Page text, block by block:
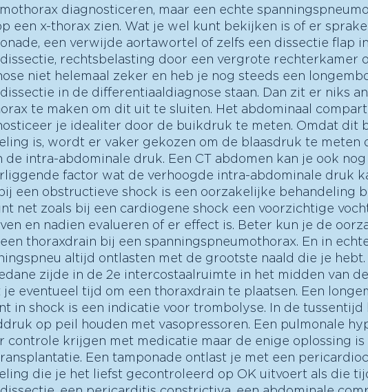
diagnosticeren, maar een echte
een x-thorax zien. Wat je wel kunt bekijken is of er sprake
een verwijde aortawortel of zelfs een dissectie flap
rechtsbelasting door een vergrote rechterkamer
niet helemaal zeker en heb je nog steeds een
in de differentiaaldiagnose staan. Dan zit er niks
te maken om dit uit te sluiten. Het abdominaal
je idealiter door de buikdruk te meten. Omdat dit
is, wordt er vaker gekozen om de blaasdruk te meten
de intra-abdominale druk. Een CT abdomen kan je ook
factor wat de verhoogde intra-abdominale druk
een obstructieve shock is een oorzakelijke behandeling
net zoals bij een cardiogene shock een voorzichtige
en nadien evalueren of er effect is. Beter kun je de
thoraxdrain bij een spanningspneumothorax. En in
altijd ontlasten met de grootste naald die je
zijde in de 2e intercostaalruimte in het midden van
je eventueel tijd om een thoraxdrain te plaatsen. Een
in shock is een indicatie voor trombolyse. In de tussentijd
op peil houden met vasopressoren. Een pulmonale
controle krijgen met medicatie maar de enige oplossing is
Een tamponade ontlast je met een
die je het liefst gecontroleerd op OK uitvoert als die